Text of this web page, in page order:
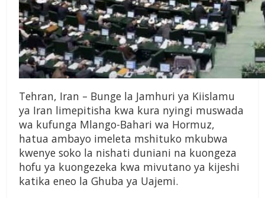
Tehran, Iran – Bunge la Jamhuri ya Kiislamu
ya Iran limepitisha kwa kura nyingi muswada
wa kufunga Mlango-Bahari wa Hormuz,
hatua ambayo imeleta mshituko mkubwa
kwenye soko la nishati duniani na kuongeza
hofu ya kuongezeka kwa mivutano ya kijeshi
katika eneo la Ghuba ya Uajemi.